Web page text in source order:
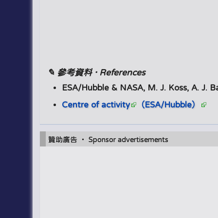
✎ 參考資料 · References
ESA/Hubble & NASA, M. J. Koss, A. J.
Centre of activity （ESA/Hubble）
贊助廣告 ‧ Sponsor advertisements